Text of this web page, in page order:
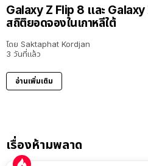
Galaxy Z Flip 8 และ
สถิติยอดจองในเกาหลีใต้
โดย Saktaphat Kordjan
3 วันที่แล้ว
อ่านเพิ่มเติม
เรื่องห้ามพลาด